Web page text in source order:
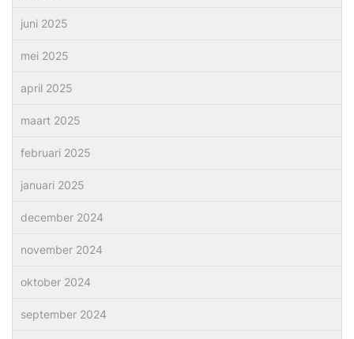
juni 2025
mei 2025
april 2025
maart 2025
februari 2025
januari 2025
december 2024
november 2024
oktober 2024
september 2024